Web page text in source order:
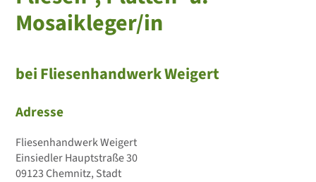
Mosaikleger/in
bei Fliesenhandwerk Weigert
Adresse
Fliesenhandwerk Weigert
Einsiedler Hauptstraße 30
09123 Chemnitz, Stadt